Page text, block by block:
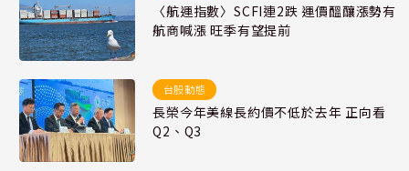
〈航運指數〉SCFI連2跌 運價醞釀漲勢有
航商喊漲 旺季有望提前
台股動態
長榮今年美線長約價不低於去年 正向看
Q2、Q3